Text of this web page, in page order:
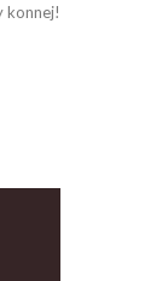
konnej!